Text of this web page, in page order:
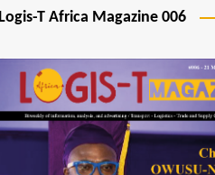
T Africa Magazine 006